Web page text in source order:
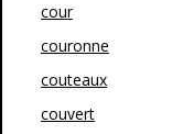
cour
couronne
couteaux
couvert